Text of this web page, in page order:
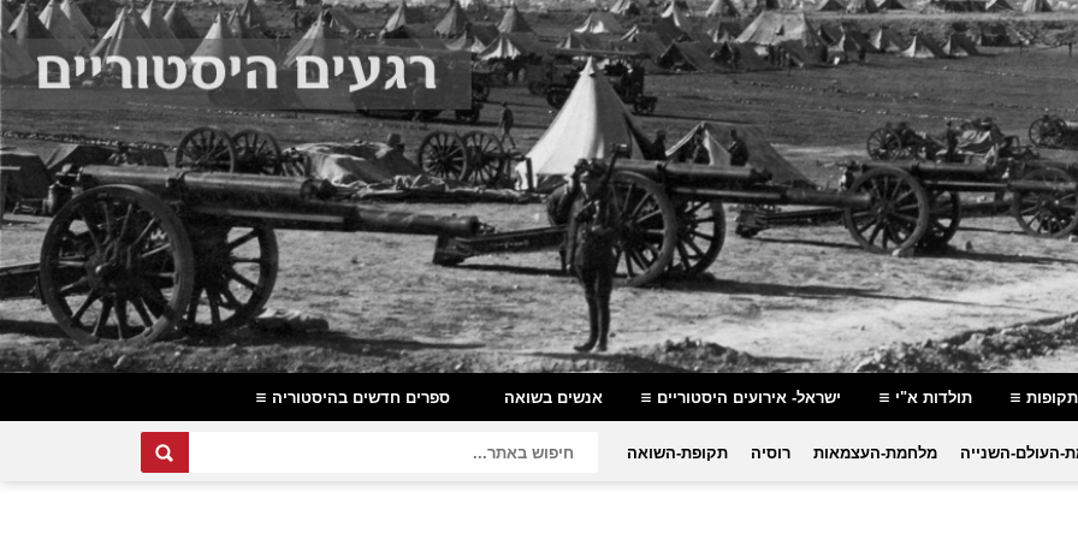
תקופות תולדות א"י ישראל- אירועים היסטוריים אנשים בשואה ספרים חדשים בהיסטוריה
העולם-השנייה מלחמת-העצמאות רוסיה תקופת-השואה